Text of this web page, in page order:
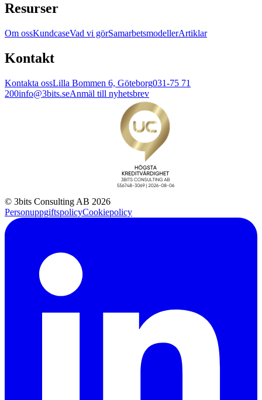
Resurser
Om ossKundcaseVad vi görSamarbetsmodellerArtiklar
Kontakt
Kontakta ossLilla Bommen 6, Göteborg031-75 71
200info@3bits.seAnmäl till nyhetsbrev
© 3bits Consulting AB 2026
PersonuppgiftspolicyCookiepolicy